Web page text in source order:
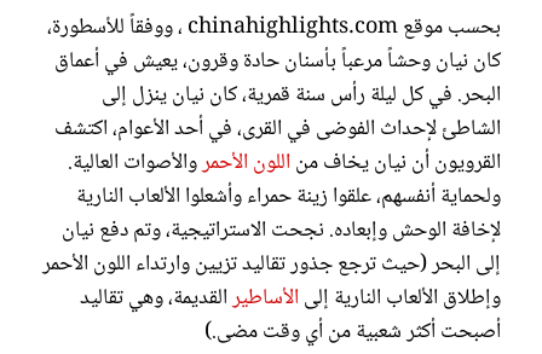
بحسب موقع chinahighlights.com ، ووفقاً للأسطورة،
كان نيان وحشاً مرعباً بأسنان حادة وقرون، يعيش في أعماق
البحر. في كل ليلة رأس سنة قمرية، كان نيان ينزل إلى
الشاطئ لإحداث الفوضى في القرى، في أحد الأعوام، اكتشف
القرويون أن نيان يخاف من اللون الأحمروالأصوات العالية.
ولحماية أنفسهم، علقوا زينة حمراء وأشعلوا الألعاب النارية
لإخافة الوحش وإبعاده. نجحت الاستراتيجية، وتم دفع نيان
إلى البحر (حيث ترجع جذور تقاليد تزيين وارتداء اللون الأحمر
وإطلاق الألعاب النارية إلى الأساطيرالقديمة، وهي تقاليد
أصبحت أكثر شعبية من أي وقت مضى.)